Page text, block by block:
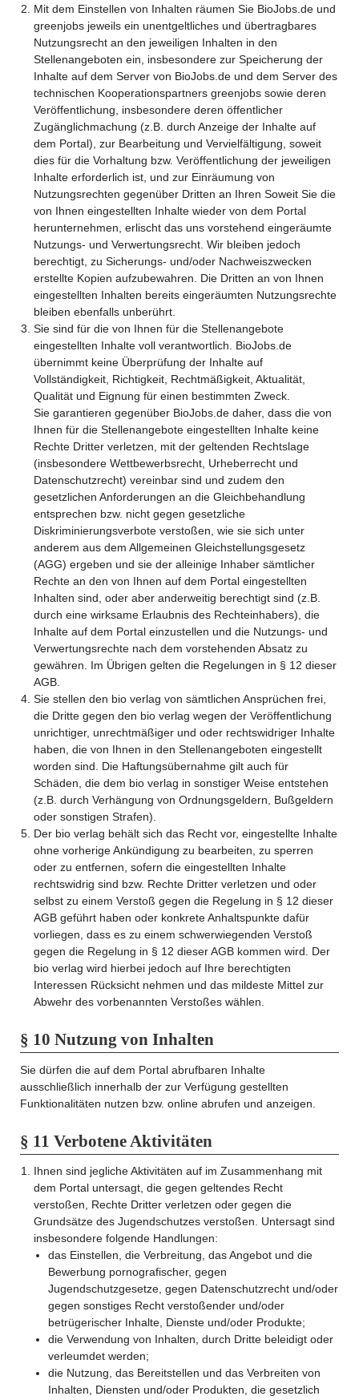
Mit dem Einstellen von Inhalten räumen Sie BioJobs.de und
greenjobs jeweils ein unentgeltliches und übertragbares
Nutzungsrecht an den jeweiligen Inhalten in den
Stellenangeboten ein, insbesondere zur Speicherung der
Inhalte auf dem Server von BioJobs.de und dem Server des
technischen Kooperationspartners greenjobs sowie deren
Veröffentlichung, insbesondere deren öffentlicher
Zugänglichmachung (z.B. durch Anzeige der Inhalte auf
dem Portal), zur Bearbeitung und Vervielfältigung, soweit
dies für die Vorhaltung bzw. Veröffentlichung der jeweiligen
Inhalte erforderlich ist, und zur Einräumung von
Nutzungsrechten gegenüber Dritten an Ihren Soweit Sie die
von Ihnen eingestellten Inhalte wieder von dem Portal
herunternehmen, erlischt das uns vorstehend eingeräumte
Nutzungs- und Verwertungsrecht. Wir bleiben jedoch
berechtigt, zu Sicherungs- und/oder Nachweiszwecken
erstellte Kopien aufzubewahren. Die Dritten an von Ihnen
eingestellten Inhalten bereits eingeräumten Nutzungsrechte
bleiben ebenfalls unberührt.
Sie sind für die von Ihnen für die Stellenangebote
eingestellten Inhalte voll verantwortlich. BioJobs.de
übernimmt keine Überprüfung der Inhalte auf
Vollständigkeit, Richtigkeit, Rechtmäßigkeit, Aktualität,
Qualität und Eignung für einen bestimmten Zweck.
Sie garantieren gegenüber BioJobs.de daher, dass die von
Ihnen für die Stellenangebote eingestellten Inhalte keine
Rechte Dritter verletzen, mit der geltenden Rechtslage
(insbesondere Wettbewerbsrecht, Urheberrecht und
Datenschutzrecht) vereinbar sind und zudem den
gesetzlichen Anforderungen an die Gleichbehandlung
entsprechen bzw. nicht gegen gesetzliche
Diskriminierungsverbote verstoßen, wie sie sich unter
anderem aus dem Allgemeinen Gleichstellungsgesetz
(AGG) ergeben und sie der alleinige Inhaber sämtlicher
Rechte an den von Ihnen auf dem Portal eingestellten
Inhalten sind, oder aber anderweitig berechtigt sind (z.B.
durch eine wirksame Erlaubnis des Rechteinhabers), die
Inhalte auf dem Portal einzustellen und die Nutzungs- und
Verwertungsrechte nach dem vorstehenden Absatz zu
gewähren. Im Übrigen gelten die Regelungen in § 12 dieser
AGB.
Sie stellen den bio verlag von sämtlichen Ansprüchen frei,
die Dritte gegen den bio verlag wegen der Veröffentlichung
unrichtiger, unrechtmäßiger und oder rechtswidriger Inhalte
haben, die von Ihnen in den Stellenangeboten eingestellt
worden sind. Die Haftungsübernahme gilt auch für
Schäden, die dem bio verlag in sonstiger Weise entstehen
(z.B. durch Verhängung von Ordnungsgeldern, Bußgeldern
oder sonstigen Strafen).
Der bio verlag behält sich das Recht vor, eingestellte Inhalte
ohne vorherige Ankündigung zu bearbeiten, zu sperren
oder zu entfernen, sofern die eingestellten Inhalte
rechtswidrig sind bzw. Rechte Dritter verletzen und oder
selbst zu einem Verstoß gegen die Regelung in § 12 dieser
AGB geführt haben oder konkrete Anhaltspunkte dafür
vorliegen, dass es zu einem schwerwiegenden Verstoß
gegen die Regelung in § 12 dieser AGB kommen wird. Der
bio verlag wird hierbei jedoch auf Ihre berechtigten
Interessen Rücksicht nehmen und das mildeste Mittel zur
Abwehr des vorbenannten Verstoßes wählen.
§ 10 Nutzung von Inhalten
Sie dürfen die auf dem Portal abrufbaren Inhalte
ausschließlich innerhalb der zur Verfügung gestellten
Funktionalitäten nutzen bzw. online abrufen und anzeigen.
§ 11 Verbotene Aktivitäten
Ihnen sind jegliche Aktivitäten auf im Zusammenhang mit
dem Portal untersagt, die gegen geltendes Recht
verstoßen, Rechte Dritter verletzen oder gegen die
Grundsätze des Jugendschutzes verstoßen. Untersagt sind
insbesondere folgende Handlungen:
das Einstellen, die Verbreitung, das Angebot und die
Bewerbung pornografischer, gegen
Jugendschutzgesetze, gegen Datenschutzrecht und/oder
gegen sonstiges Recht verstoßender und/oder
betrügerischer Inhalte, Dienste und/oder Produkte;
die Verwendung von Inhalten, durch Dritte beleidigt oder
verleumdet werden;
die Nutzung, das Bereitstellen und das Verbreiten von
Inhalten, Diensten und/oder Produkten, die gesetzlich